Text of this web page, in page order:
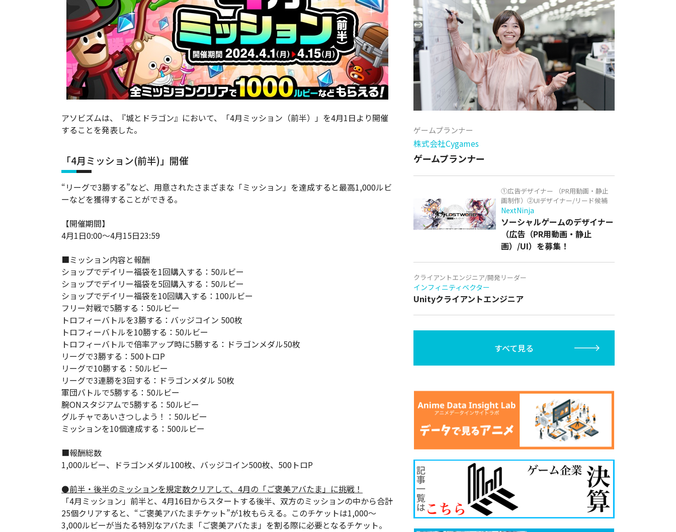
アソビズムは、『城とドラゴン』において、「4月ミッション（前半）」を4月1日より開催
することを発表した。
「4月ミッション(前半)」開催
“リーグで3勝する”など、用意されたさまざまな「ミッション」を達成すると最高1,000ルビ
ーなどを獲得することができる。
【開催期間】
4月1日0:00～4月15日23:59
■ミッション内容と報酬
ショップでデイリー福袋を1回購入する：50ルビー
ショップでデイリー福袋を5回購入する：50ルビー
ショップでデイリー福袋を10回購入する：100ルビー
フリー対戦で5勝する：50ルビー
トロフィーバトルを3勝する：バッジコイン 500枚
トロフィーバトルを10勝する：50ルビー
トロフィーバトルで倍率アップ時に5勝する：ドラゴンメダル50枚
リーグで3勝する：500トロP
リーグで10勝する：50ルビー
リーグで3連勝を3回する：ドラゴンメダル 50枚
軍団バトルで5勝する：50ルビー
腕ONスタジアムで5勝する：50ルビー
グルチャであいさつしよう！：50ルビー
ミッションを10個達成する：500ルビー
■報酬総数
1,000ルビー、ドラゴンメダル100枚、バッジコイン500枚、500トロP
⚫前半・後半のミッションを規定数クリアして、4月の「ご褒美アバたま」に挑戦！
「4月ミッション」前半と、4月16日からスタートする後半、双方のミッションの中から合計
25個クリアすると、“ご褒美アバたまチケット”が1枚もらえる。このチケットは1,000～
3,000ルビーが当たる特別なアバたま「ご褒美アバたま」を割る際に必要となるチケット。
ゲームプランナー
株式会社Cygames
ゲームプランナー
①広告デザイナー （PR用動画・静止
画制作）②UIデザイナー/リード候補
NextNinja
ソーシャルゲームのデザイナー
（広告（PR用動画・静止
画）/UI）を募集！
クライアントエンジニア/開発リーダー
インフィニティベクター
Unityクライアントエンジニア
すべて見る